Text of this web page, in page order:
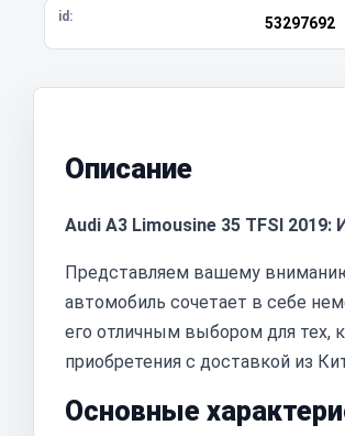
id: 53297692
Описание
Audi A3 Limousine 35 TFSI
Представляем вашему
автомобиль сочетает в себе
его отличным выбором для тех,
приобретения с доставкой из
Основные